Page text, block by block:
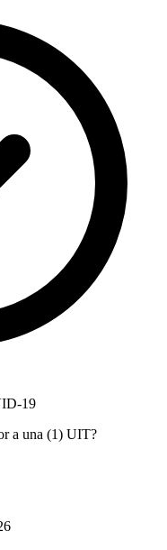
19
a una (1) UIT?